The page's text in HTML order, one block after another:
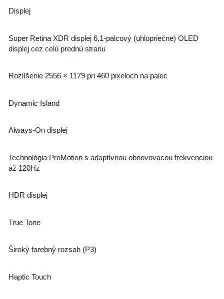
Displej
Super Retina XDR displej 6,1-palcový (uhlopriečne) OLED
displej cez celú prednú stranu
Rozlíšenie 2556 × 1179 pri 460 pixeloch na palec
Dynamic Island
Always-On displej
Technológia ProMotion s adaptívnou obnovovacou frekvenciou
až 120Hz
HDR displej
True Tone
Široký farebný rozsah (P3)
Haptic Touch